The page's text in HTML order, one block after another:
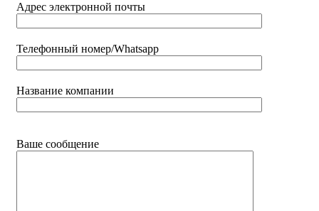
Адрес электронной почты
Телефонный номер/Whatsapp
Название компании
Ваше сообщение